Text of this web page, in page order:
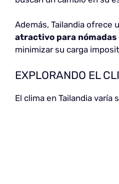
Además, Tailandia ofrece
atractivo para
minimizar su carga
EXPLORANDO EL
El clima en Tailandia varía